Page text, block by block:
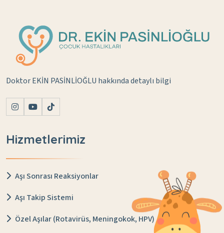
Doktor EKİN PASİNLİOĞLU hakkında detaylı bilgi
Hizmetlerimiz
Aşı Sonrası Reaksiyonlar
Aşı Takip Sistemi
Özel Aşılar (Rotavirüs, Meningokok, HPV)